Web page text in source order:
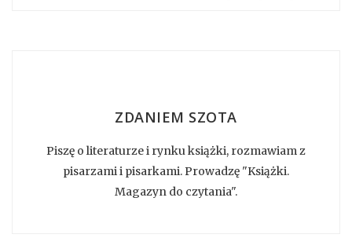
ZDANIEM SZOTA
Piszę o literaturze i rynku książki, rozmawiam z
pisarzami i pisarkami. Prowadzę "Książki.
Magazyn do czytania".